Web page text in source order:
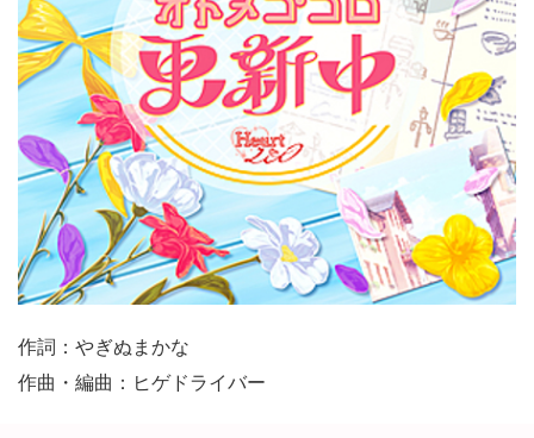
作詞：やぎぬまかな
作曲・編曲：ヒゲドライバー